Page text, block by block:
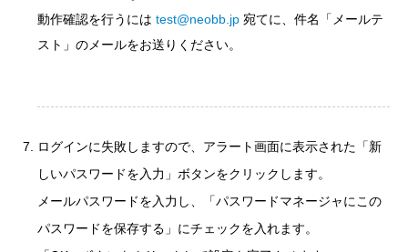
動作確認を行うには test@neobb.jp 宛てに、件名「メールテ
スト」のメールをお送りください。
ログインに失敗しますので、アラート画面に表示された「新
しいパスワードを入力」ボタンをクリックします。
メールパスワードを入力し、「パスワードマネージャにこの
パスワードを保存する」にチェックを入れます。